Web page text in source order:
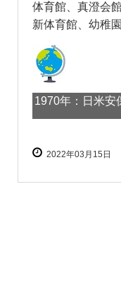
体育館、真澄会
新体育館、幼稚
1970年：日米安
2022年03月15日